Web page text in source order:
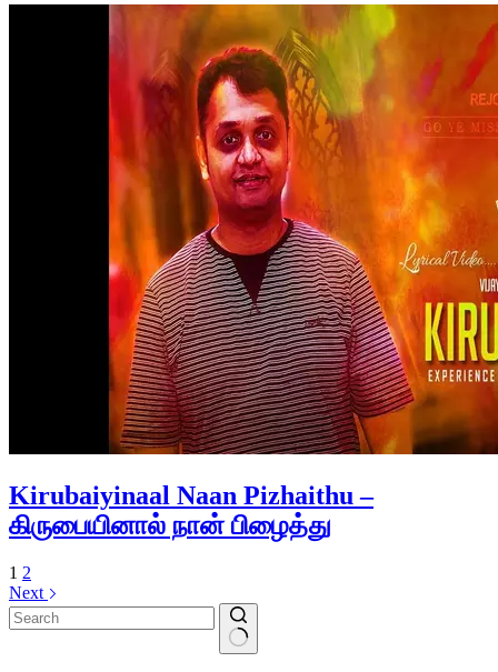
Kirubaiyinaal Naan Pizhaithu –
கிருபையினால் நான் பிழைத்து
1 2
Next